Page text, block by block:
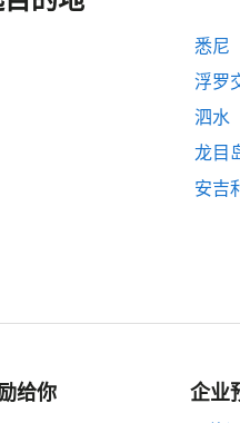
悉尼
浮罗
泗水
龙目
安吉
给你 企业